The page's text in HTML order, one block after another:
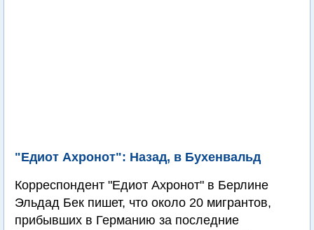
"Едиот Ахронот": Назад, в Бухенвальд
Корреспондент "Едиот Ахронот" в Берлине
Эльдад Бек пишет, что около 20 мигрантов,
прибывших в Германию за последние